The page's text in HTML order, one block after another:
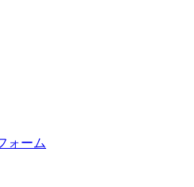
ォーム